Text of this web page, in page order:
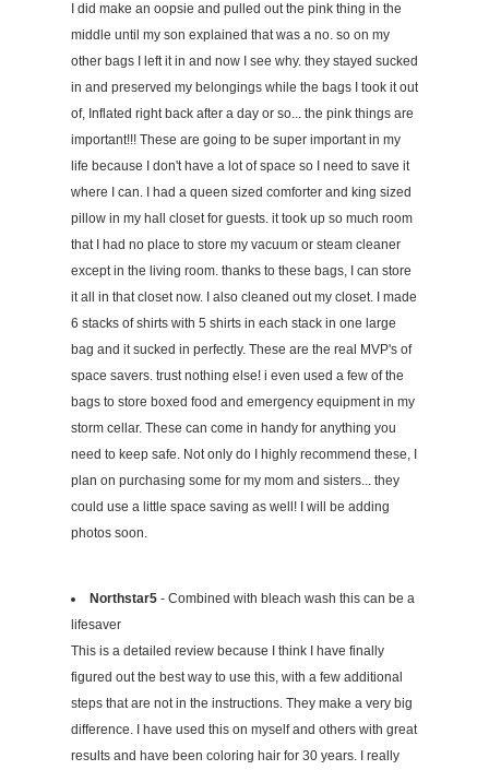
I did make an oopsie and pulled out the pink thing in the
middle until my son explained that was a no. so on my
other bags I left it in and now I see why. they stayed sucked
in and preserved my belongings while the bags I took it out
of, Inflated right back after a day or so... the pink things are
important!!! These are going to be super important in my
life because I don't have a lot of space so I need to save it
where I can. I had a queen sized comforter and king sized
pillow in my hall closet for guests. it took up so much room
that I had no place to store my vacuum or steam cleaner
except in the living room. thanks to these bags, I can store
it all in that closet now. I also cleaned out my closet. I made
6 stacks of shirts with 5 shirts in each stack in one large
bag and it sucked in perfectly. These are the real MVP's of
space savers. trust nothing else! i even used a few of the
bags to store boxed food and emergency equipment in my
storm cellar. These can come in handy for anything you
need to keep safe. Not only do I highly recommend these, I
plan on purchasing some for my mom and sisters... they
could use a little space saving as well! I will be adding
photos soon.
Northstar5 - Combined with bleach wash this can be a
lifesaver
This is a detailed review because I think I have finally
figured out the best way to use this, with a few additional
steps that are not in the instructions. They make a very big
difference. I have used this on myself and others with great
results and have been coloring hair for 30 years. I really